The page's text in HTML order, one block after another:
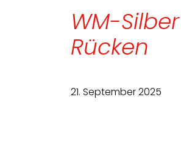
WM-
Rücken
21. September 2025